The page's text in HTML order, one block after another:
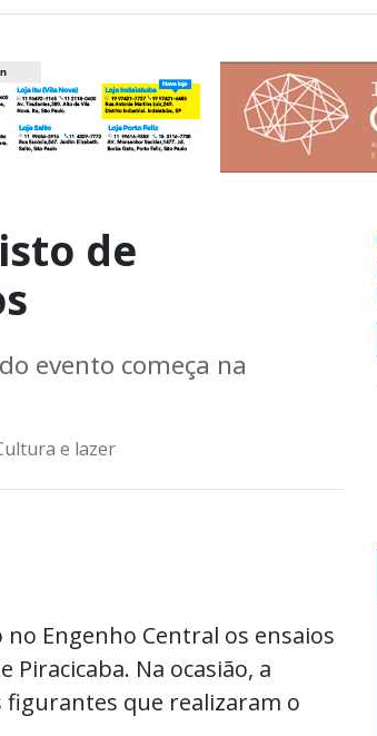
de
evento começa na
e lazer
Engenho Central os ensaios
Piracicaba. Na ocasião, a
que realizaram o